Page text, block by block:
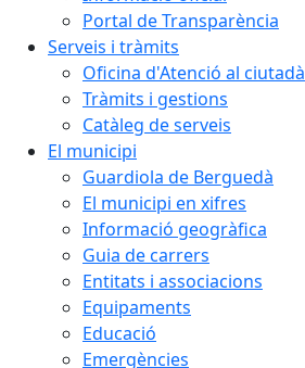
Portal de Transparència
Serveis i tràmits
Oficina d'Atenció al ciutadà
Tràmits i gestions
Catàleg de serveis
El municipi
Guardiola de Berguedà
El municipi en xifres
Informació geogràfica
Guia de carrers
Entitats i associacions
Equipaments
Educació
Emergències